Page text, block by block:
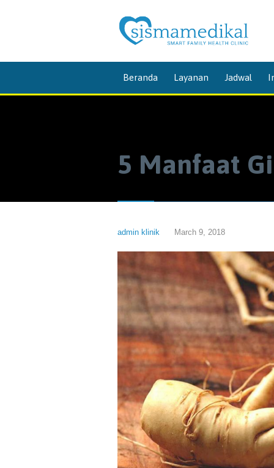
Beranda Layanan Jadwal
5 Manfaat
admin klinik March 9, 2018